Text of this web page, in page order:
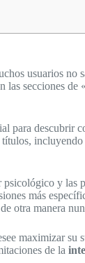
usuarios no
secciones
para
psicológico y las
más
otra manera
maximizar su
de la